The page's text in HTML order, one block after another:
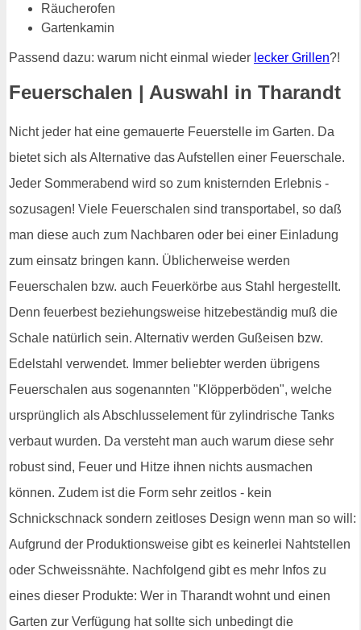
Räucherofen
Gartenkamin
Passend dazu: warum nicht einmal wieder lecker Grillen?!
Feuerschalen | Auswahl in Tharandt
Nicht jeder hat eine gemauerte Feuerstelle im Garten. Da
bietet sich als Alternative das Aufstellen einer Feuerschale.
Jeder Sommerabend wird so zum knisternden Erlebnis -
sozusagen! Viele Feuerschalen sind transportabel, so daß
man diese auch zum Nachbaren oder bei einer Einladung
zum einsatz bringen kann. Üblicherweise werden
Feuerschalen bzw. auch Feuerkörbe aus Stahl hergestellt.
Denn feuerbest beziehungsweise hitzebeständig muß die
Schale natürlich sein. Alternativ werden Gußeisen bzw.
Edelstahl verwendet. Immer beliebter werden übrigens
Feuerschalen aus sogenannten "Klöpperböden", welche
ursprünglich als Abschlusselement für zylindrische Tanks
verbaut wurden. Da versteht man auch warum diese sehr
robust sind, Feuer und Hitze ihnen nichts ausmachen
können. Zudem ist die Form sehr zeitlos - kein
Schnickschnack sondern zeitloses Design wenn man so will:
Aufgrund der Produktionsweise gibt es keinerlei Nahtstellen
oder Schweissnähte. Nachfolgend gibt es mehr Infos zu
eines dieser Produkte: Wer in Tharandt wohnt und einen
Garten zur Verfügung hat sollte sich unbedingt die